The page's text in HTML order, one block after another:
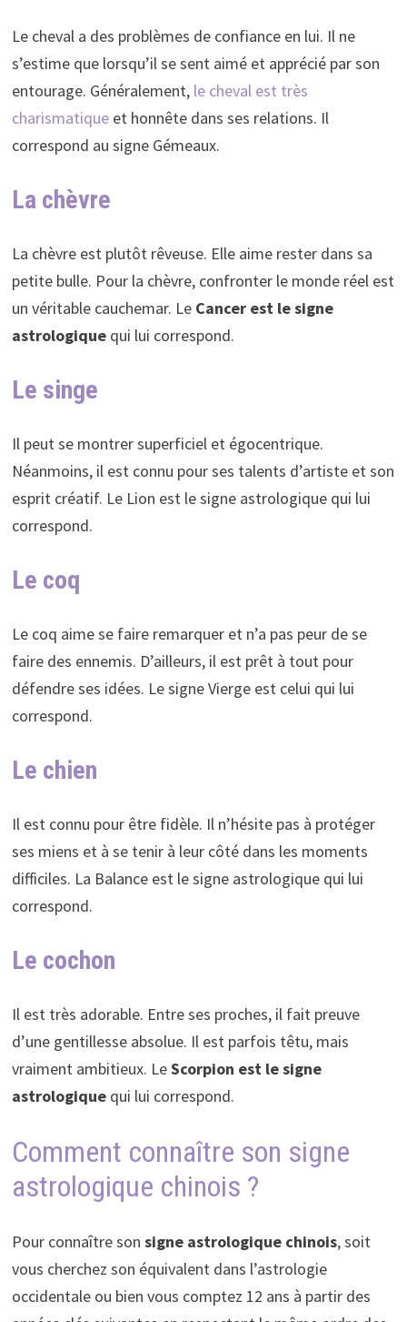
Le cheval a des problèmes de confiance en lui. Il ne
s’estime que lorsqu’il se sent aimé et apprécié par son
entourage. Généralement, le cheval est très
charismatiqueet honnête dans ses relations. Il
correspond au signe Gémeaux.
La chèvre
La chèvre est plutôt rêveuse. Elle aime rester dans sa
petite bulle. Pour la chèvre, confronter le monde réel est
un véritable cauchemar. Le Cancer est le signe
astrologiquequi lui correspond.
Le singe
Il peut se montrer superficiel et égocentrique.
Néanmoins, il est connu pour ses talents d’artiste et son
esprit créatif. Le Lion est le signe astrologique qui lui
correspond.
Le coq
Le coq aime se faire remarquer et n’a pas peur de se
faire des ennemis. D’ailleurs, il est prêt à tout pour
défendre ses idées. Le signe Vierge est celui qui lui
correspond.
Le chien
Il est connu pour être fidèle. Il n’hésite pas à protéger
ses miens et à se tenir à leur côté dans les moments
difficiles. La Balance est le signe astrologique qui lui
correspond.
Le cochon
Il est très adorable. Entre ses proches, il fait preuve
d’une gentillesse absolue. Il est parfois têtu, mais
vraiment ambitieux. LeScorpion est le signe
astrologiquequi lui correspond.
Comment connaître son signe
astrologique chinois ?
Pour connaître son signe astrologique chinois, soit
vous cherchez son équivalent dans l’astrologie
occidentale ou bien vous comptez 12 ans à partir des